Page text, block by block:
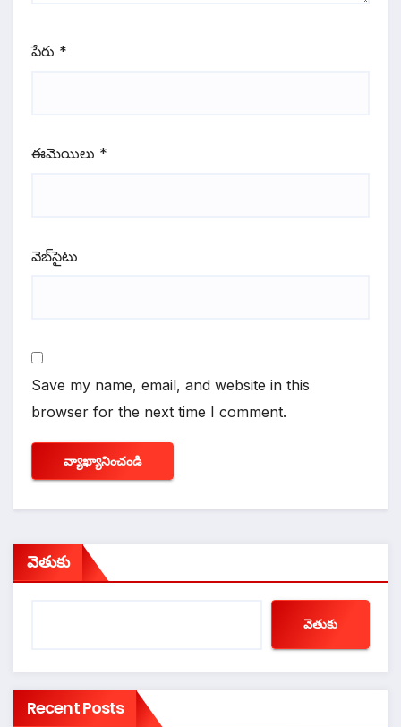
పేరు *
ఈమెయిలు *
వెబ్‌సైటు
Save my name, email, and website in this
browser for the next time I comment.
వెతుకు
వెతుకు
Recent Posts